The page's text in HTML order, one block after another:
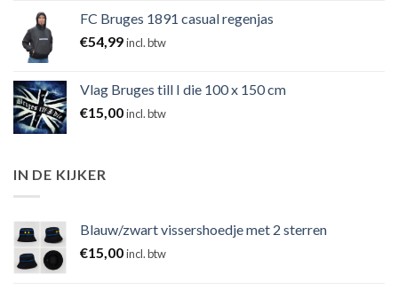
FC Bruges 1891 casual regenjas
€54,99incl. btw
Vlag Bruges till I die 100 x 150 cm
€15,00incl. btw
IN DE KIJKER
Blauw/zwart vissershoedje met 2 sterren
€15,00incl. btw